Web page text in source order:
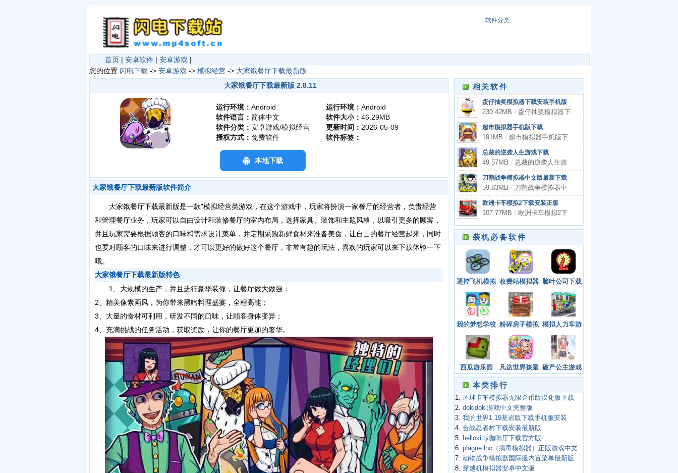
软件分类
首页 | 安卓软件 | 安卓游戏 |
您的位置 闪电下载 -> 安卓游戏 -> 模拟经营 -> 大家饿餐厅下载最新版
大家饿餐厅下载最新版 2.8.11
运行环境： Android
软件语言： 简体中文
软件分类： 安卓游戏/模拟经营
授权方式： 免费软件
本地下载
运行环境： Android
软件大小： 46.29MB
更新时间： 2026-05-09
软件标签：
大家饿餐厅下载最新版软件简介
大家饿餐厅下载最新版是一款"模拟经营类游戏，在这个游戏中，玩家将扮演一家餐厅的经营者，负责经营
和管理餐厅业务，玩家可以自由设计和装修餐厅的室内布局，选择家具、装饰和主题风格，以吸引更多的顾客，
并且玩家需要根据顾客的口味和需求设计菜单，并定期采购新鲜食材来准备美食，让自己的餐厅经营起来，同时
也要对顾客的口味来进行调整，才可以更好的做好这个餐厅，非常有趣的玩法，喜欢的玩家可以来下载体验一下
哦。
大家饿餐厅下载最新版特色
1、大规模的生产，并且进行豪华装修，让餐厅做大做强；
2、精美像素画风，为你带来黑暗料理盛宴，全程高能；
3、大量的食材可利用，研发不同的口味，让顾客身体变异；
4、充满挑战的任务活动，获取奖励，让你的餐厅更加的奢华。
相关软件
蛋仔抽奖模拟器下载安装手机版
230.42MB /蛋仔抽奖模拟器下
载安装手机版
超市模拟器手机版下载
191MB /超市模拟器手机版下
载
总裁的逆袭人生游戏下载
49.57MB /总裁的逆袭人生游
戏下载
刀鞘战争模拟器中文版最新下载
59.83MB /刀鞘战争模拟器中
文版最新下载
欧洲卡车模拟2下载安装正版
107.77MB /欧洲卡车模拟2下
装机必备软件
遥控飞机模拟
器中文版下载
无广告安装
收费站模拟器
下载无广告
脑叶公司下载
手机版安卓下
载
我的梦想学校
大亨游戏官方
手机版
粉碎房子模拟
器2023最新版
模拟人力车游
戏免费版下载
西瓜游乐园
无广告中文版
凡达世界孩童
家园游戏官方
破产公主游戏
下载
本类排行
1. 环球卡车模拟器无限金币版汉化版下载
2. dokidoki游戏中文完整版
3. 我的世界1.19基岩版下载手机版安装
4. 合战忍者村下载安装最新版
5.
hellokitty咖啡厅下载官方版
6. plague lnc（病毒模拟器）正版游戏中文
7. 动物战争模拟器国际服内置菜单最新版
8.
穿越机模拟器安卓中文版